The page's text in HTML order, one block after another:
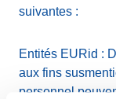
suivantes :
Entités EURid :
aux fins
personnel